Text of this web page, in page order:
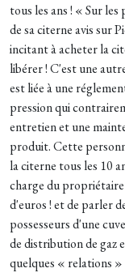
tous les ans ! « Sur
de sa citerne avis sur
incitant à acheter la
libérer ! C'est une
est liée à une
pression qui
entretien et une
produit. Cette
la citerne tous les 10
charge du
d'euros ! et de parler
possesseurs d'une
de distribution de gaz
quelques « relations